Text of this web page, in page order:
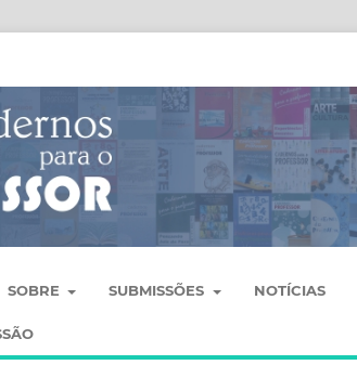
SOBRE SUBMISSÕES NOTÍCIAS